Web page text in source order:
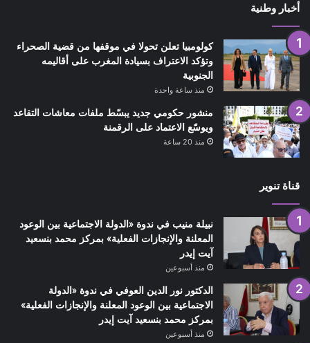
أخبار وطنية
كولومبيا تعلن تحولا في موقفها من قضية الصحراء
وتؤكد الاعتراف بسيادة المغرب على أقاليمه
الجنوبية
منذ ساعة واحدة
منشور حكومي جديد يبسّط ملفات معاشات التقاعد
ويوسّع الاعتماد على الرقمنة
منذ 20 ساعة
قناة تنوير
نبيلة منيب في ندوة «الدولة الاجتماعية بين الوعود
المعلنة والإنجازات الفعلية» بمركز محمد بنسعيد
آيت إيدر
منذ أسبوعين
الدكتور نور الدين العوفي في ندوة «الدولة
الاجتماعية بين الوعود المعلنة والإنجازات الفعلية»
بمركز محمد بنسعيد آيت إيدر
منذ أسبوعين